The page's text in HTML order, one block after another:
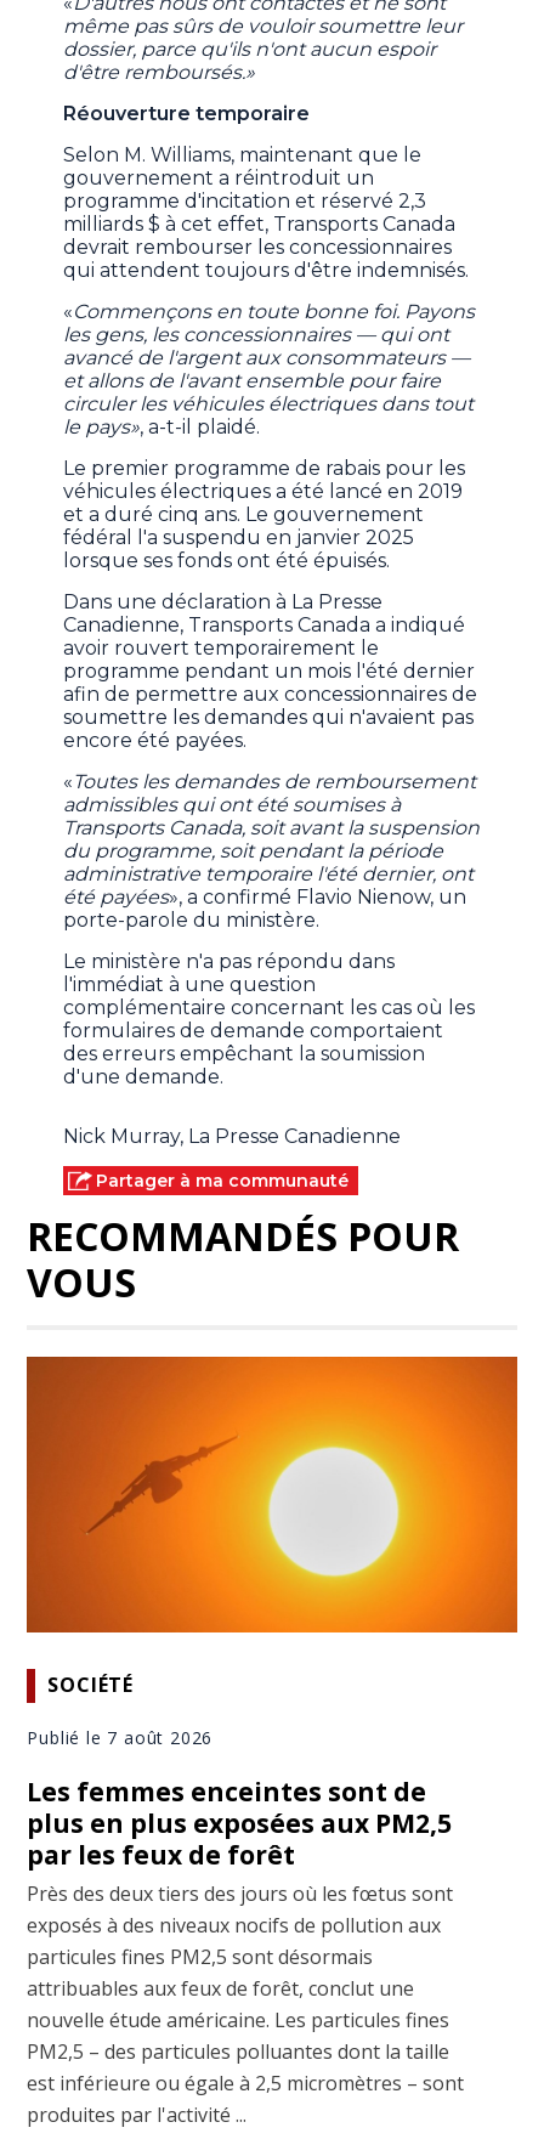
même pas sûrs de vouloir soumettre leur
dossier, parce qu'ils n'ont aucun espoir
d'être remboursés.»
Réouverture temporaire
Selon M. Williams, maintenant que le
gouvernement a réintroduit un
programme d'incitation et réservé 2,3
milliards $ à cet effet, Transports Canada
devrait rembourser les concessionnaires
qui attendent toujours d'être indemnisés.
«Commençons en toute bonne foi. Payons
les gens, les concessionnaires — qui ont
avancé de l'argent aux consommateurs —
et allons de l'avant ensemble pour faire
circuler les véhicules électriques dans tout
le pays», a-t-il plaidé.
Le premier programme de rabais pour les
véhicules électriques a été lancé en 2019
et a duré cinq ans. Le gouvernement
fédéral l'a suspendu en janvier 2025
lorsque ses fonds ont été épuisés.
Dans une déclaration à La Presse
Canadienne, Transports Canada a indiqué
avoir rouvert temporairement le
programme pendant un mois l'été dernier
afin de permettre aux concessionnaires de
soumettre les demandes qui n'avaient pas
encore été payées.
«Toutes les demandes de remboursement
admissibles qui ont été soumises à
Transports Canada, soit avant la suspension
du programme, soit pendant la période
administrative temporaire l'été dernier, ont
été payées», a confirmé Flavio Nienow, un
porte-parole du ministère.
Le ministère n'a pas répondu dans
l'immédiat à une question
complémentaire concernant les cas où les
formulaires de demande comportaient
des erreurs empêchant la soumission
d'une demande.
Nick Murray, La Presse Canadienne
Partager à ma communauté
RECOMMANDÉS POUR
VOUS
SOCIÉTÉ
Publié le 7 août 2026
Les femmes enceintes sont de
plus en plus exposées aux PM2,5
par les feux de forêt
Près des deux tiers des jours où les fœtus sont
exposés à des niveaux nocifs de pollution aux
particules fines PM2,5 sont désormais
attribuables aux feux de forêt, conclut une
nouvelle étude américaine. Les particules fines
PM2,5 – des particules polluantes dont la taille
est inférieure ou égale à 2,5 micromètres – sont
produites par l'activité ...